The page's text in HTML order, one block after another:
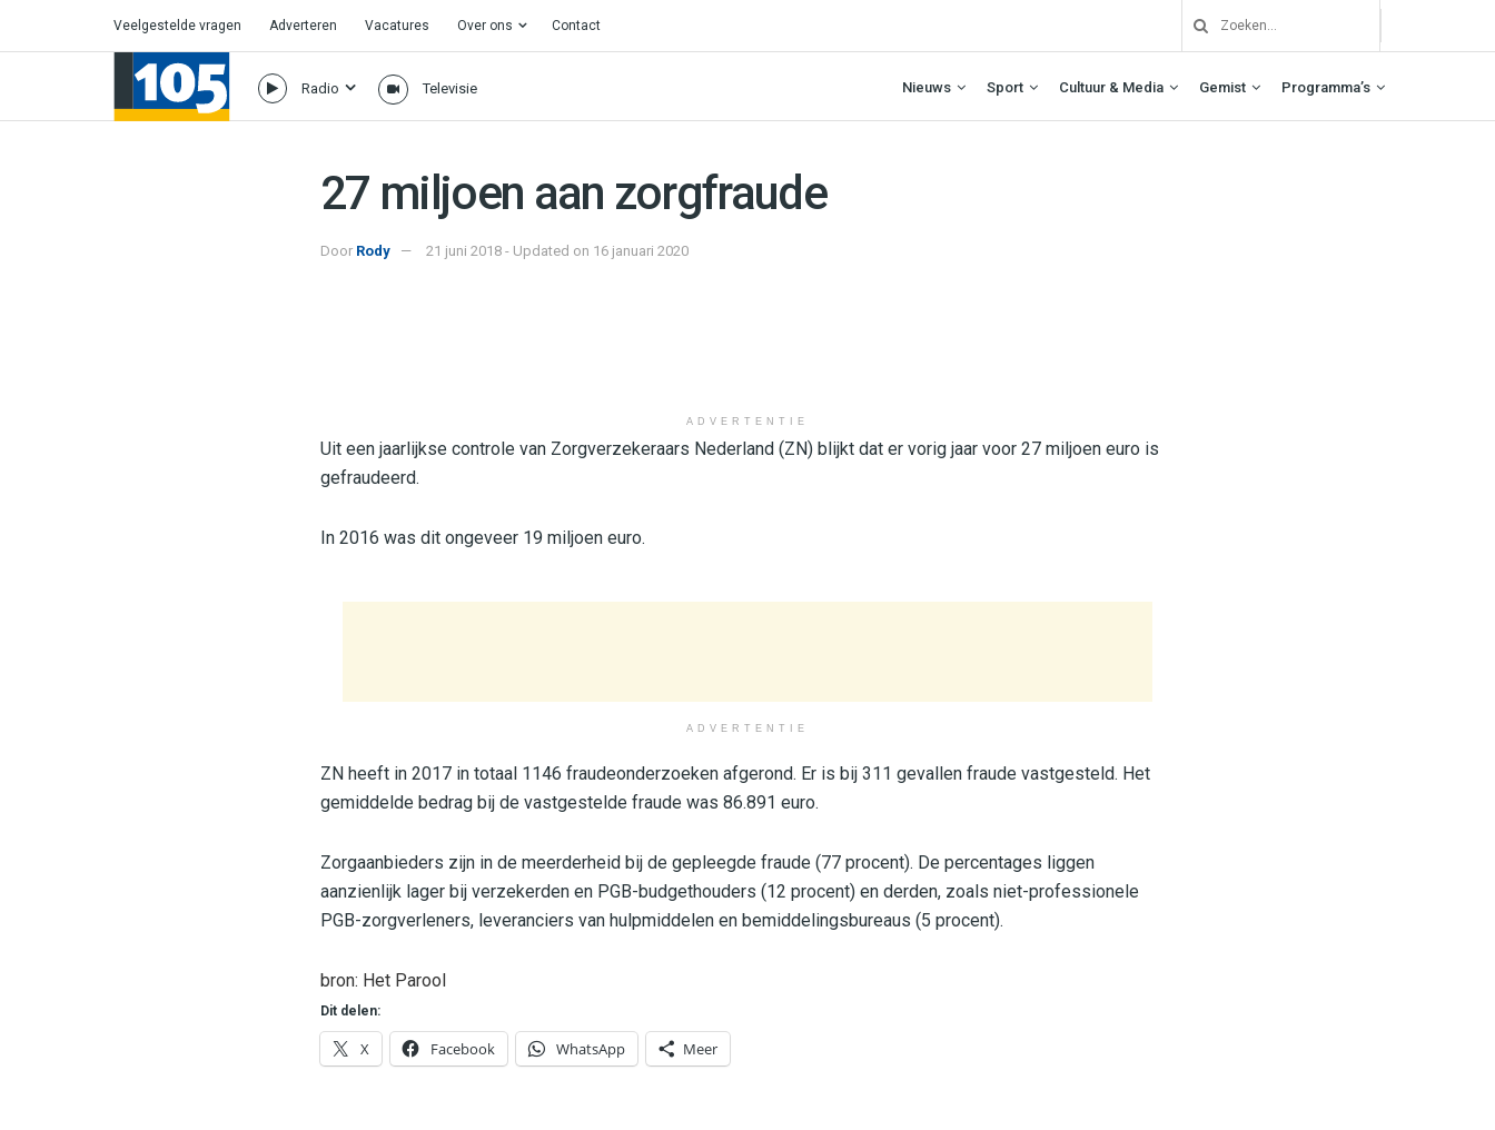
Veelgestelde vragen Adverteren Vacatures Over ons Contact
Radio Televisie Nieuws Sport Cultuur & Media Gemist Programma’s
27 miljoen aan zorgfraude
Door Rody 21 juni 2018 - Updated on 16 januari 2020
ADVERTENTIE
Uit een jaarlijkse controle van Zorgverzekeraars Nederland (ZN) blijkt dat er vorig jaar voor 27 miljoen euro is
gefraudeerd.
In 2016 was dit ongeveer 19 miljoen euro.
ADVERTENTIE
ZN heeft in 2017 in totaal 1146 fraudeonderzoeken afgerond. Er is bij 311 gevallen fraude vastgesteld. Het
gemiddelde bedrag bij de vastgestelde fraude was 86.891 euro.
Zorgaanbieders zijn in de meerderheid bij de gepleegde fraude (77 procent). De percentages liggen
aanzienlijk lager bij verzekerden en PGB-budgethouders (12 procent) en derden, zoals niet-professionele
PGB-zorgverleners, leveranciers van hulpmiddelen en bemiddelingsbureaus (5 procent).
bron: Het Parool
Dit delen:
X Facebook WhatsApp Meer